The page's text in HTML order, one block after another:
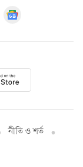
নীতি ও শর্ত